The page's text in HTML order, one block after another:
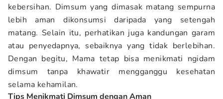
kebersihan. Dimsum yang dimasak matang sempurna
lebih aman dikonsumsi daripada yang setengah
matang. Selain itu, perhatikan juga kandungan garam
atau penyedapnya, sebaiknya yang tidak berlebihan.
Dengan begitu, Mama tetap bisa menikmati ngidam
dimsum tanpa khawatir mengganggu kesehatan
selama kehamilan.
Tips Menikmati Dimsum dengan Aman